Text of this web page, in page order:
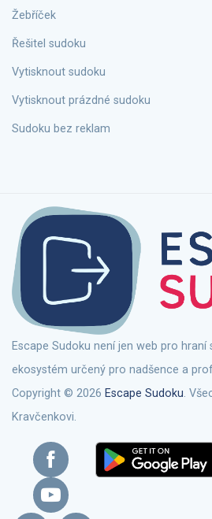
Žebříček
Řešitel sudoku
Vytisknout sudoku
Vytisknout prázdné sudoku
Sudoku bez reklam
Escape Sudoku není jen web pro hraní sudoku online, je to celý
ekosystém určený pro nadšence a
Copyright © 2026 Escape Sudoku.
Kravčenkovi.